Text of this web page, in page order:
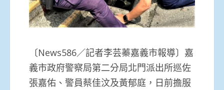
〔News586／記者李芸蓁嘉義市報導〕嘉
義市政府警察局第二分局北門派出所巡佐
張嘉佑、警員蔡佳汶及黃郁庭，日前擔服